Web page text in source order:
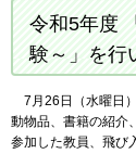
令和5年度
験～」を行
7月26日（水曜日
動物品、書籍の紹介
参加した教員、飛び